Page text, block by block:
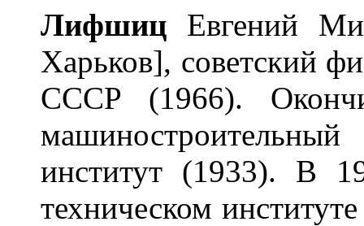
Лифшиц Евгений
Харьков], советский
СССР (1966).
институт (1933). В
техническом